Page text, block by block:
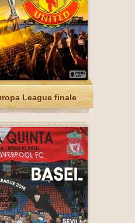
League finale